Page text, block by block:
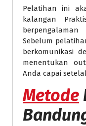
Pelatihan ini
kalangan
Sebelum
berkomunikasi
menentukan
Anda capai
Metode